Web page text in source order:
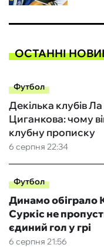
ОСТАННІ
Футбол
6 серпня 22:34
Декілька клубів Ла
Циганкова: чому
клубну прописку
Футбол
6 серпня 21:56
Динамо обіграло
Суркіс не
єдиний гол у грі